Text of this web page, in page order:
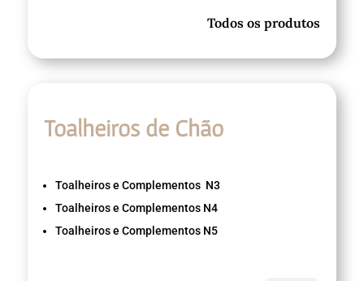
Todos os produtos
Toalheiros de Chão
Toalheiros e Complementos N3
Toalheiros e Complementos N4
Toalheiros e Complementos N5